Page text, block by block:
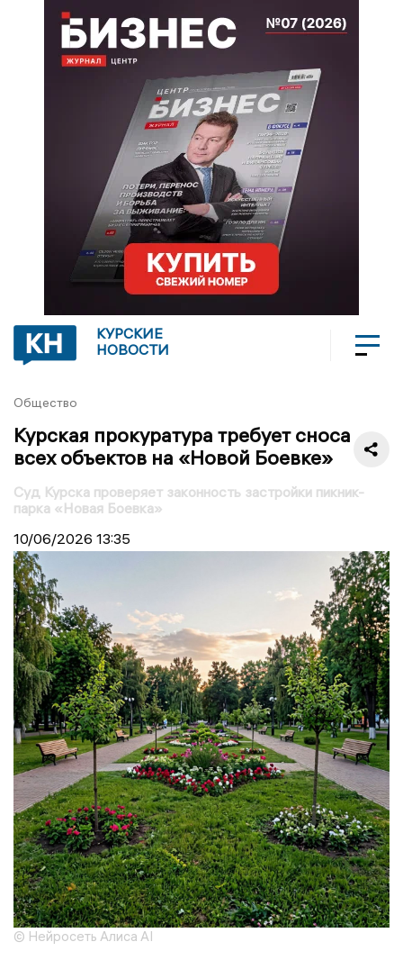
КУРСКИЕ
НОВОСТИ
Общество
Курская прокуратура требует сноса
всех объектов на «Новой Боевке»
Суд Курска проверяет законность застройки пикник-
парка «Новая Боевка»
10/06/2026 13:35
© Нейросеть Алиса AI